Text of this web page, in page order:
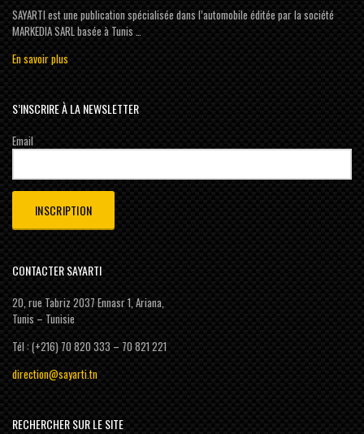
SAYARTI est une publication spécialisée dans l’automobile éditée par la société
MARKEDIA SARL basée à Tunis …
En savoir plus
S’INSCRIRE À LA NEWSLETTER
Email
CONTACTER SAYARTI
20, rue Tabriz 2037 Ennasr 1, Ariana,
Tunis – Tunisie
Tél : (+216) 70 820 333 – 70 821 221
direction@sayarti.tn
RECHERCHER SUR LE SITE